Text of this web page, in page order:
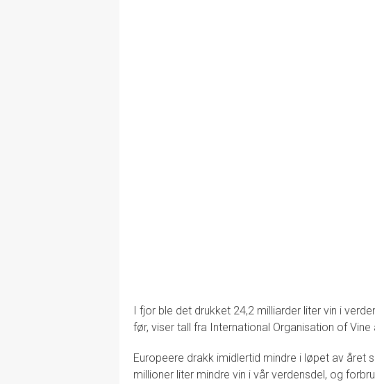
I fjor ble det drukket 24,2 milliarder liter vin i
før, viser tall fra International Organisation of Vine
Europeere drakk imidlertid mindre i løpet av året
millioner liter mindre vin i vår verdensdel, og